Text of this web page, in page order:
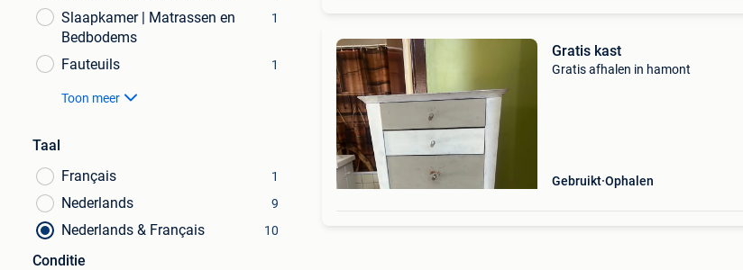
Slaapkamer | Matrassen en
Bedbodems
1
Fauteuils 1
Toon meer
Taal
Français
1
Nederlands 9
Nederlands & Français 10
Conditie
Gratis kast
Gratis afhalen in hamont
Gebruikt Ophalen